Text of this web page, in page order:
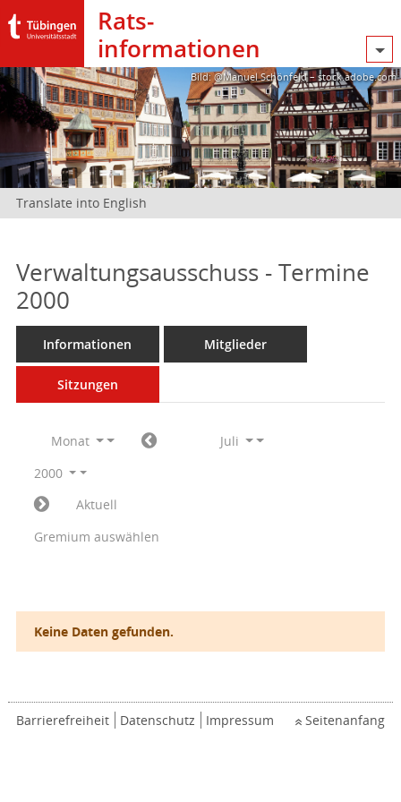
Rats­
informationen
Bild: @Manuel Schönfeld – stock.adobe.com
Translate into English
Verwaltungsausschuss - Termine
2000
Informationen Mitglieder
Sitzungen
Monat
Juli
2000
Aktuell
Gremium auswählen
Keine Daten gefunden.
Barrierefreiheit Datenschutz Impressum Seitenanfang